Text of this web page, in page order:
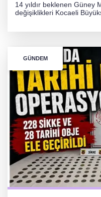
14 yıldır beklenen Güney
değişiklikleri Kocaeli
GÜNDEM